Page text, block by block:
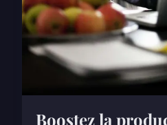
Boostez la